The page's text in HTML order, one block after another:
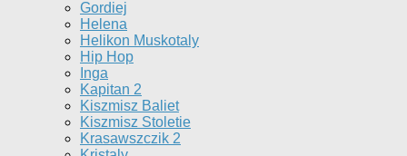
Gordiej
Helena
Helikon Muskotaly
Hip Hop
Inga
Kapitan 2
Kiszmisz Baliet
Kiszmisz Stoletie
Krasawszczik 2